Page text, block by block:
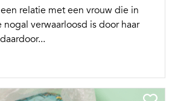
relatie met een vrouw die in
verwaarloosd is door haar